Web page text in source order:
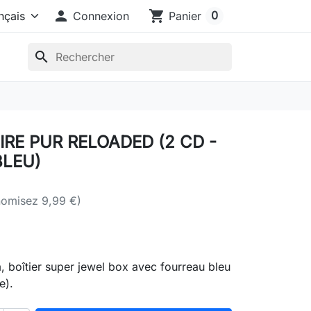
 Connexion shopping_cart Panier 0
search
PUR RELOADED (2 CD -
9,99 €)
boîtier super jewel box avec fourreau bleu